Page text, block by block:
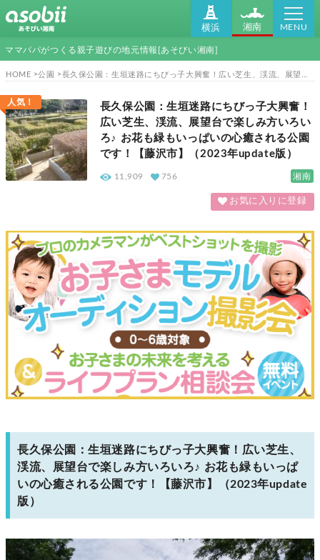
横浜 湘南 MENU
ママパパがつくる親子遊びの地元情報[あそびい湘南]
HOME 公園 長久保公園：生垣迷路にちびっ子大興奮！広い芝生、渓流、展望台で楽しみ方いろいろ♪ お花も緑もいっぱいの心癒される公園です！【藤沢市】（2023年update版）
人気！
長久保公園：生垣迷路にちびっ子大興奮！
広い芝生、渓流、展望台で楽しみ方いろい
ろ♪ お花も緑もいっぱいの心癒される公園
です！【藤沢市】（2023年update版）
湘南
11,909 756
お気に入りに登録
長久保公園：生垣迷路にちびっ子大興奮！広い芝生、
渓流、展望台で楽しみ方いろいろ♪ お花も緑もいっぱ
いの心癒される公園です！【藤沢市】（2023年update
版）